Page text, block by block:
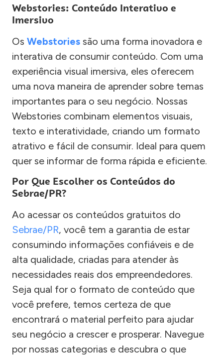
Webstories: Conteúdo Interativo e
Imersivo
Os Webstories são uma forma inovadora e
interativa de consumir conteúdo. Com uma
experiência visual imersiva, eles oferecem
uma nova maneira de aprender sobre temas
importantes para o seu negócio. Nossas
Webstories combinam elementos visuais,
texto e interatividade, criando um formato
atrativo e fácil de consumir. Ideal para quem
quer se informar de forma rápida e eficiente.
Por Que Escolher os Conteúdos do
Sebrae/PR?
Ao acessar os conteúdos gratuitos do
Sebrae/PR, você tem a garantia de estar
consumindo informações confiáveis e de
alta qualidade, criadas para atender às
necessidades reais dos empreendedores.
Seja qual for o formato de conteúdo que
você prefere, temos certeza de que
encontrará o material perfeito para ajudar
seu negócio a crescer e prosperar. Navegue
por nossas categorias e descubra o que